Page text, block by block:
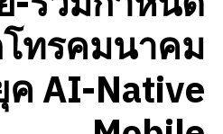
ทรคมนาคม
ค AI-Native